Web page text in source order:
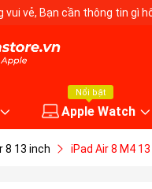
vui vẻ, Bạn cần thông tin gì
Nổi bật
Apple Watch
8 13 inch iPad Air 8 M4